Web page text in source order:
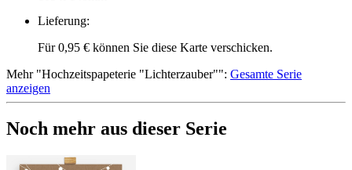
Lieferung:
Für 0,95 € können Sie diese Karte verschicken.
Mehr"Hochzeitspapeterie "Lichterzauber"": Gesamte Serie
anzeigen
Noch mehr aus dieser Serie